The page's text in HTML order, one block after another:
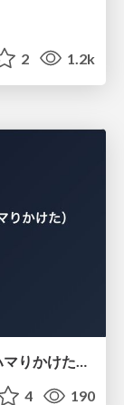
2 1.2k
AWS ネットワーク構築でハマった（ハマりかけた） 5選とそこから得た教訓
4 190